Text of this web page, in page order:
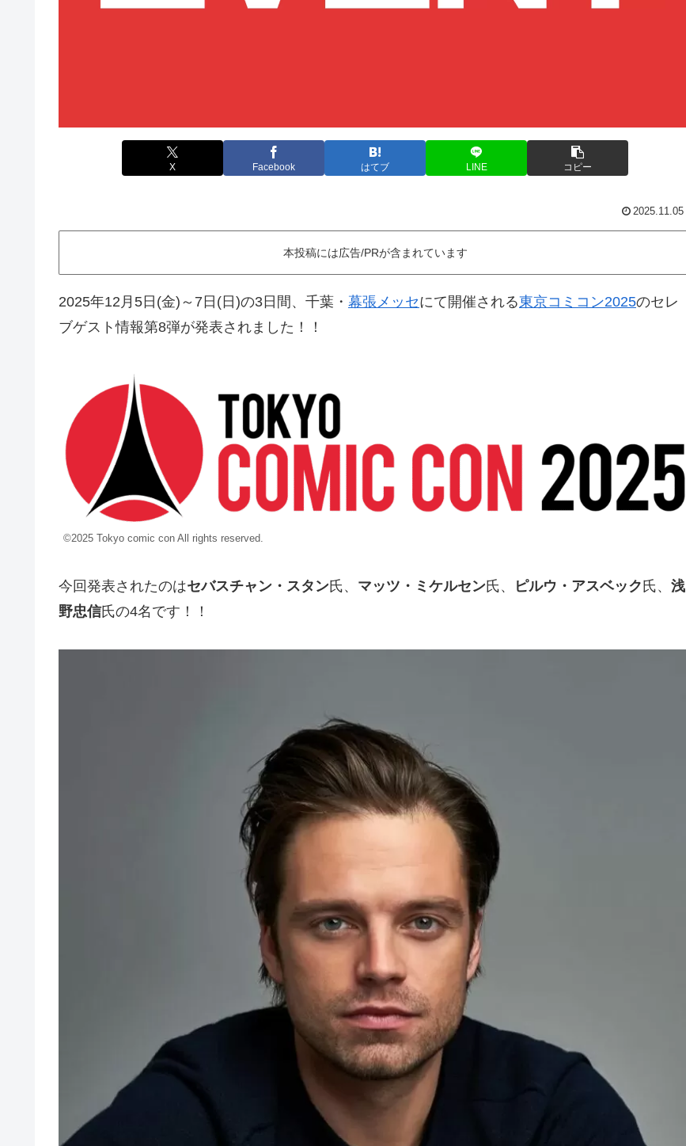
X Facebook はてブ LINE コピー
2025.11.05
本投稿には広告/PRが含まれています
2025年12月5日(金)～7日(日)の3日間、千葉・ 幕張メッセにて開催される東京コミコン2025のセレ
ブゲスト情報第8弾が発表されました！！
©2025 Tokyo comic con All rights reserved.
今回発表されたのはセバスチャン・スタン氏、 マッツ・ミケルセン氏、 ピルウ・アスベック氏、 浅
野忠信氏の4名です！！